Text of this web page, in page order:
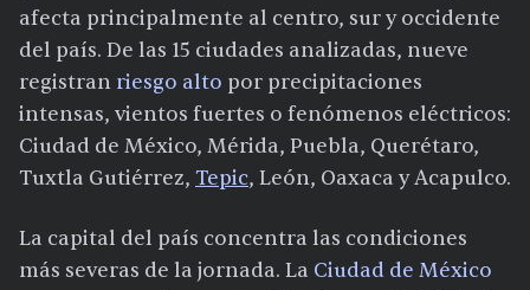
afecta principalmente al centro, sur y occidente
del país. De las 15 ciudades analizadas, nueve
registran riesgo alto por precipitaciones
intensas, vientos fuertes o fenómenos eléctricos:
Ciudad de México, Mérida, Puebla, Querétaro,
Tuxtla Gutiérrez, Tepic, León, Oaxaca y Acapulco.
La capital del país concentra las condiciones
más severas de la jornada. La Ciudad de México